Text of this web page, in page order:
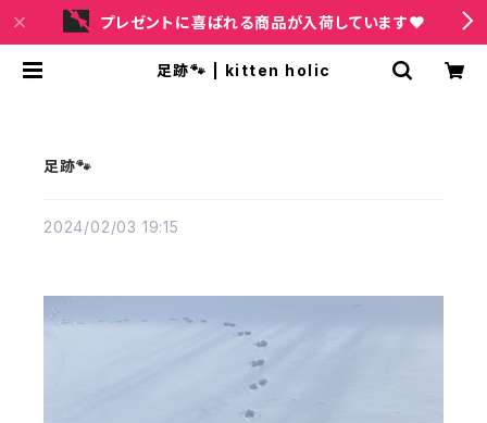
プレゼントに喜ばれる商品が入荷しています❤
足跡🐾 | kitten holic
足跡🐾
2024/02/03 19:15